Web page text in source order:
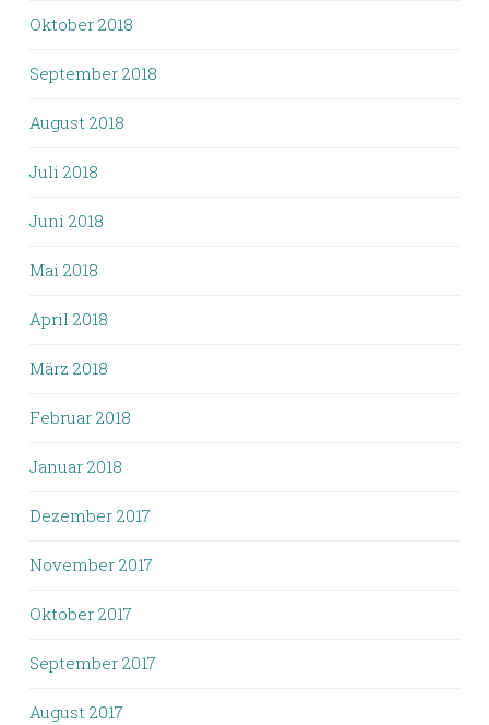
Oktober 2018
September 2018
August 2018
Juli 2018
Juni 2018
Mai 2018
April 2018
März 2018
Februar 2018
Januar 2018
Dezember 2017
November 2017
Oktober 2017
September 2017
August 2017